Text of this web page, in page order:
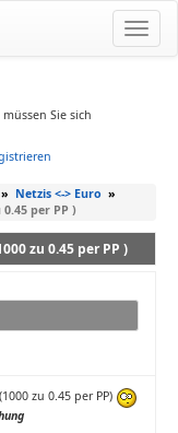
Sie sich
» Netzis <-> Euro »
per PP )
zu 0.45 per PP )
zu 0.45 per PP)